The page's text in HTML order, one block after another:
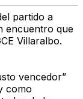
partido a
encuentro que
Villaralbo.
vencedor”
como